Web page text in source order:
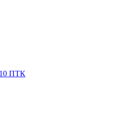
ПТК